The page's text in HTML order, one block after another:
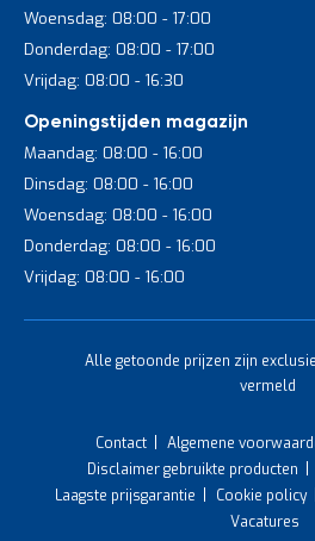
Woensdag: 08:00 - 17:00
Donderdag: 08:00 - 17:00
Vrijdag: 08:00 - 16:30
Openingstijden magazijn
Maandag: 08:00 - 16:00
Dinsdag: 08:00 - 16:00
Woensdag: 08:00 - 16:00
Donderdag: 08:00 - 16:00
Vrijdag: 08:00 - 16:00
Alle getoonde prijzen zijn
vermeld
Contact Algemene
Disclaimer gebruikte producten
Laagste prijsgarantie
Cookie policy
Vacatures